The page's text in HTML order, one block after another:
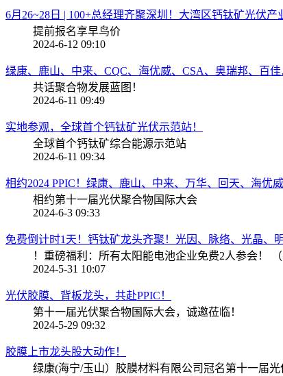
6月26~28日 | 100+总经理齐聚深圳！大湾区钙钛矿光伏产
提前报名享早鸟价
2024-6-12 09:10
绿康、鹿山、中来、CQC、海优威、CSA、奥瑞邦、百
共话聚合物发展蓝图！
2024-6-11 09:49
实地参观，全球首个钙钛矿光伏示范站！
全球首个钙钛矿综合能源示范站
2024-6-11 09:34
相约2024 PPIC！绿康、鹿山、中来、万华、回天、海优
相约第十一届光伏聚合物国际大会
2024-6-3 09:33
免费倒计时1天！钙钛矿龙头齐聚！光因、脉络、光晶、
！重磅福利：所有太阳能电池企业免费2人参会！
2024-5-31 10:07
光伏胶膜、背板龙头，共赴PPIC！
第十一届光伏聚合物国际大会，诚邀莅临！
2024-5-29 09:32
胶膜上市龙头股大动作！
绿康(海宁/玉山）胶膜材料有限公司冠名第十一届光